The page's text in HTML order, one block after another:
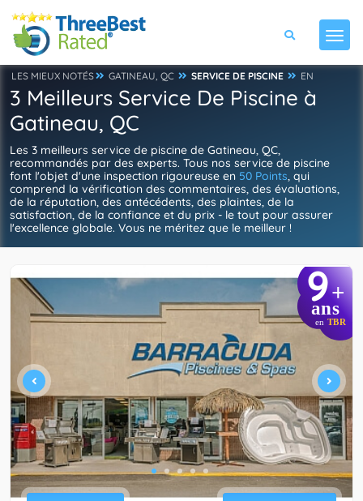
LES MIEUX NOTÉS GATINEAU, QC SERVICE DE PISCINE EN
3 Meilleurs Service De Piscine à
Gatineau, QC
Les 3 meilleurs service de piscine de Gatineau, QC,
recommandés par des experts. Tous nos service de piscine
font l'objet d'une inspection rigoureuse en 50 Points, qui
comprend la vérification des commentaires, des évaluations,
de la réputation, des antécédents, des plaintes, de la
satisfaction, de la confiance et du prix - le tout pour assurer
l'excellence globale. Vous ne méritez que le meilleur !
9+
ans
en TBR